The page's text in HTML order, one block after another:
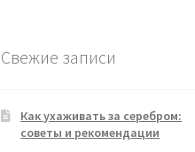
Свежие записи
Как ухаживать за серебром:
советы и рекомендации